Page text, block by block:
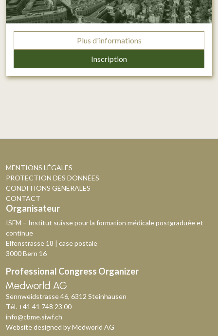
Plus d'informations
Inscription
MENTIONS LÉGALES
PROTECTION DES DONNÉES
CONDITIONS GÉNÉRALES
CONTACT
Organisateur
ISFM – Institut suisse pour la formation médicale postgraduée et
continue
Elfenstrasse 18 | case postale
3000 Bern 16
Professional Congress Organizer
Sennweidstrasse 46, 6312 Steinhausen
Tél. +41 41 748 23 00
info@cbme.siwf.ch
Website designed byMedworld AG